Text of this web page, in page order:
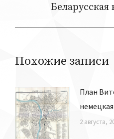
Беларусская
Похожие записи
План
2 августа,